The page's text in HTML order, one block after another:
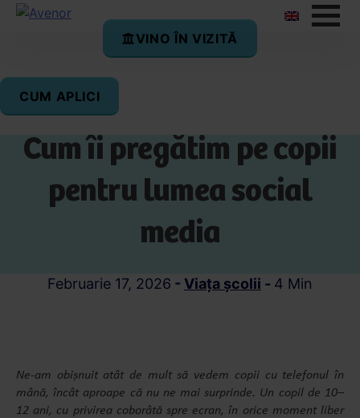
Interdicție sau educație?
Cum îi pregătim pe copii
pentru lumea social
media
Februarie 17, 2026 - Viața școlii - 4 Min
Ne-am obișnuit atât de mult să vedem copii cu telefonul în
mână, încât aproape că nu ne mai surprinde. Un copil de 10–
12 ani, cu privirea coborâtă spre ecran, în orice moment liber
VINO ÎN VIZITĂ
CUM APLICI